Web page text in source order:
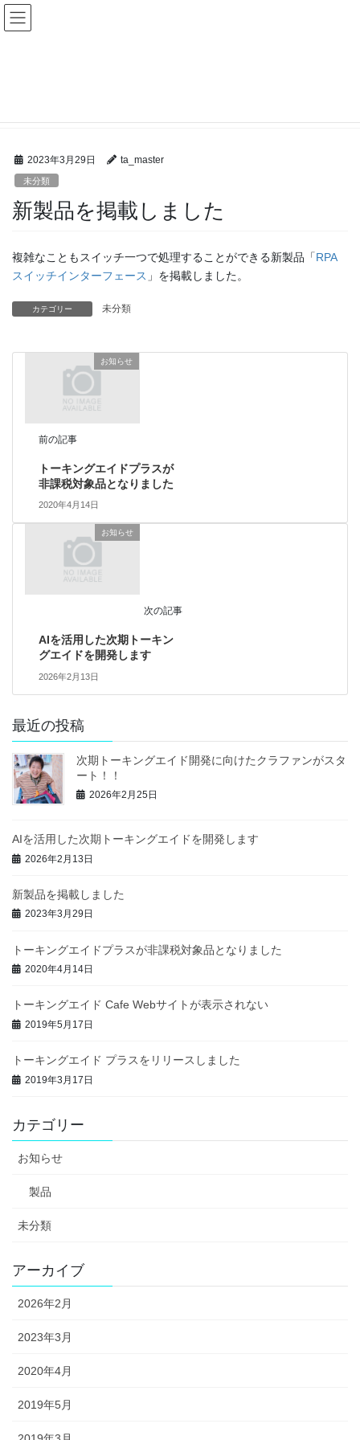
コ
ン
キ
ナ
ビ
に
2023年3月29日 ta_master
未分類
新製品を掲載しました
複雑なこともスイッチ一つで処理することができる新製品「RPA
スイッチインターフェース 」を掲載しました。
カテゴリー 未分類
お知らせ
前の記事
トーキングエイドプラスが
非課税対象品となりました
2020年4月14日
お知らせ
次の記事
AIを活用した次期トーキン
グエイドを開発します
2026年2月13日
最近の投稿
次期トーキングエイド開発に向けたクラファンがスタ
ート！！
2026年2月25日
AIを活用した次期トーキングエイドを開発します
2026年2月13日
新製品を掲載しました
2023年3月29日
トーキングエイドプラスが非課税対象品となりました
2020年4月14日
トーキングエイド Cafe Webサイトが表示されない
2019年5月17日
トーキングエイド プラスをリリースしました
2019年3月17日
カテゴリー
お知らせ
製品
未分類
アーカイブ
2026年2月
2023年3月
2020年4月
2019年5月